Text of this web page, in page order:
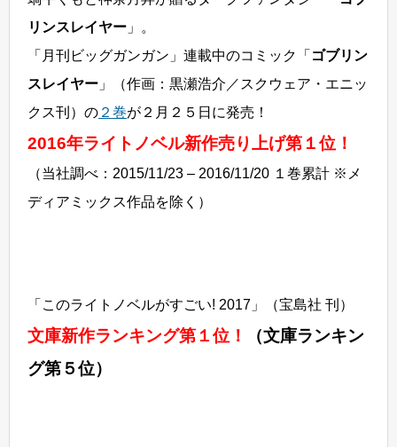
リンスレイヤー 」。
「月刊ビッグガンガン」連載中のコミック「 ゴブリン
スレイヤー 」（作画：黒瀬浩介／スクウェア・エニッ
クス刊）の ２巻が２月２５日に発売！
2016年ライトノベル新作売り上げ第１位！
（当社調べ：2015/11/23 – 2016/11/20 １巻累計 ※メ
ディアミックス作品を除く）
「このライトノベルがすごい! 2017」（宝島社 刊）
文庫新作ランキング第１位！
（文庫ランキン
グ第５位）